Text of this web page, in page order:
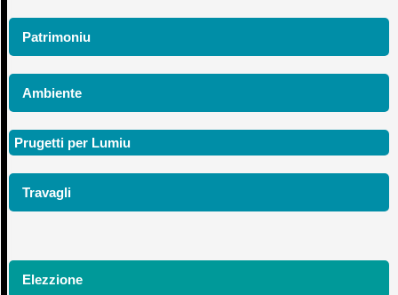
Patrimoniu
Ambiente
Prugetti per Lumiu
Travagli
Elezzione